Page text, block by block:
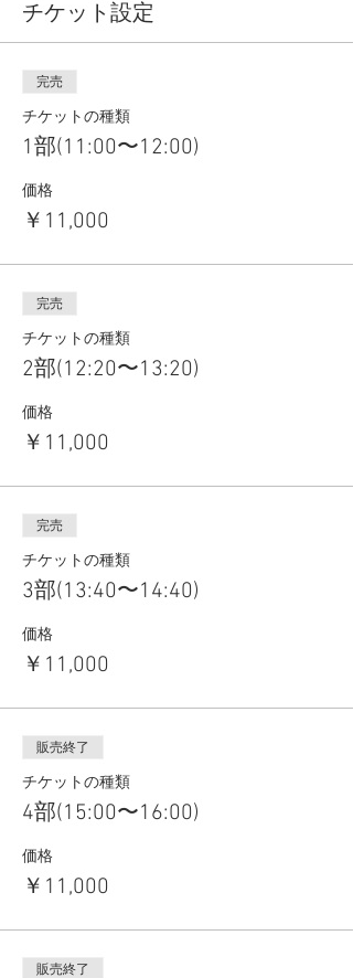
チケット設定
完売
チケットの種類
1部(11:00〜12:00)
価格
￥11,000
完売
チケットの種類
2部(12:20〜13:20)
価格
￥11,000
完売
チケットの種類
3部(13:40〜14:40)
価格
￥11,000
販売終了
チケットの種類
4部(15:00〜16:00)
価格
￥11,000
販売終了